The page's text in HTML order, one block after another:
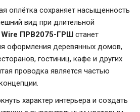
оплётка сохраняет насыщенность
вид при длительной
Wire ПРВ2075-ГРШ станет
оформления деревянных домов,
гостиниц, кафе и других
проводка является частью
характер интерьера и создать